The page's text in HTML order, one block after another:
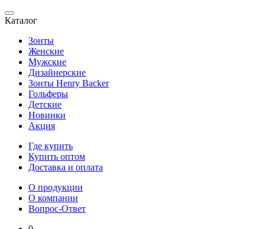
Каталог
Зонты
Женские
Мужские
Дизайнерские
Зонты Henry Backer
Гольферы
Детские
Новинки
Акция
Где купить
Купить оптом
Доставка и оплата
О продукции
О компании
Вопрос-Ответ